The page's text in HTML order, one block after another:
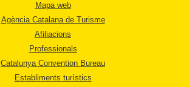
Mapa web
Agència Catalana de Turisme
Afiliacions
Professionals
Catalunya Convention Bureau
Establiments turístics